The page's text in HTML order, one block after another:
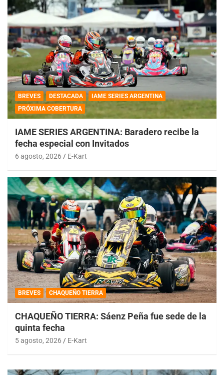
BREVES DESTACADA
IAME SERIES ARGENTINA
PRÓXIMA COBERTURA
IAME SERIES ARGENTINA: Baradero recibe la
fecha especial con Invitados
6 agosto, 2026 E-Kart
BREVES CHAQUEÑO TIERRA
CHAQUEÑO TIERRA: Sáenz Peña fue sede de la
quinta fecha
5 agosto, 2026 E-Kart